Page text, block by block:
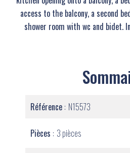
access to the balcony, a second
shower room with wc and bidet.
Référence N15573
Pièces 3 pièces